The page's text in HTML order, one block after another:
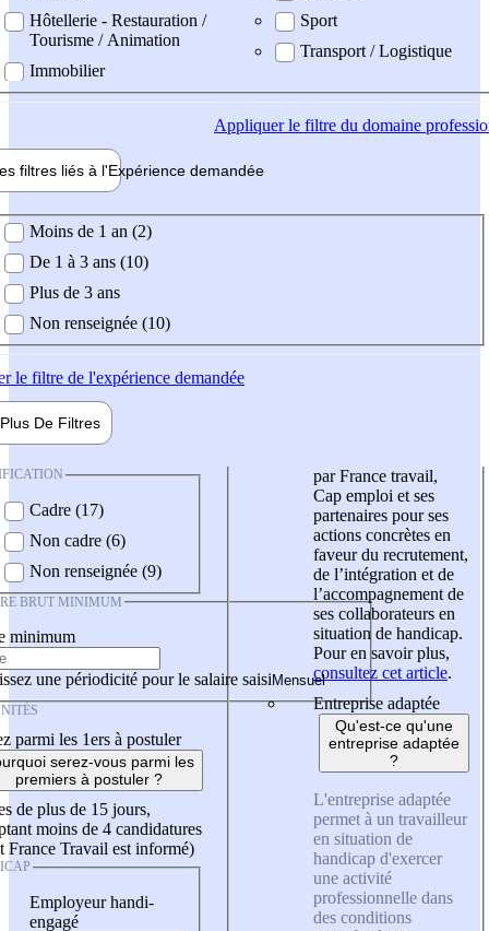
Hôtellerie - Restauration /
Tourisme / Animation
Immobilier
Sport
Transport / Logistique
Appliquerle filtre du domaine
filtres liés à l'Expérience demandée
demandée
Moins de 1 an (2)
De 1 à 3 ans (10)
Plus de 3 ans
Non renseignée (10)
le filtre de l'expérience demandée
Plus De Filtres
Cadre (17)
Non cadre (6)
Non renseignée (9)
BRUT MINIMUM
minimum
une périodicité pour le salaire saisi
parmi les 1ers à postuler
serez-vous parmi les
premiers à postuler ?
de plus de 15 jours,
moins de 4 candidatures
France Travail est informé)
Employeur handi-
engagé
par France travail,
Cap emploi et ses
partenaires pour ses
actions concrètes en
faveur du recrutement,
de l’intégration et de
l’accompagnement de
ses collaborateurs en
situation de handicap.
Pour en savoir plus,
consultez cet article.
Entreprise adaptée
Qu'est-ce qu'une
entreprise adaptée
?
L'entreprise adaptée
permet à un travailleur
en situation de
handicap d'exercer
une activité
professionnelle dans
des conditions